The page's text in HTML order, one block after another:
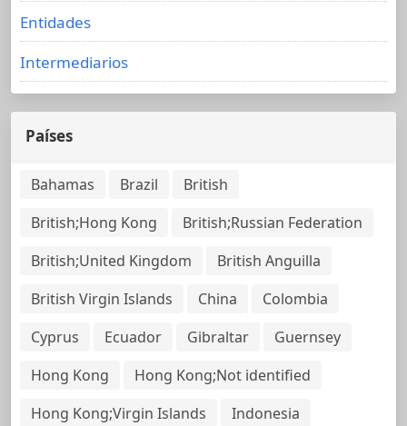
Entidades
Intermediarios
Países
Bahamas Brazil
British
British;Hong Kong
British;Russian Federation
British;United Kingdom
British Anguilla
British Virgin Islands
China
Colombia
Cyprus
Ecuador Gibraltar
Guernsey
Hong Kong
Hong Kong;Not identified
Hong Kong;Virgin Islands
Indonesia